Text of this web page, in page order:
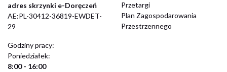
adres skrzynki e-Doręczeń
AE:PL-30412-36819-EWDET-
29
Godziny pracy:
Poniedziałek:
8:00 - 16:00
Przetargi
Plan Zagospodarowania
Przestrzennego